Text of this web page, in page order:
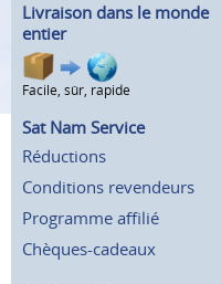
Livraison dans le monde
entier
Facile, sûr, rapide
Sat Nam Service
Réductions
Conditions revendeurs
Programme affilié
Chèques-cadeaux